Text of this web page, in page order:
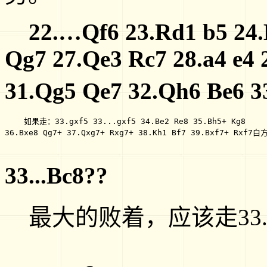
22.…Qf6 23.Rd1 b5
Qg7 27.Qe3 Rc7 28.a4
31.Qg5 Qe7 32.Qh6 Be6
    如果走：33.gxf5 33...gxf5 34.Be2 Re8 35.Bh5+ Kg8
36.Bxe8 Qg7+ 37.Qxg7+ Rxg7+ 38.Kh1 Bf7 39.Bxf7+ Rxf7白方
33...Bc8??
最大的败着，应该走